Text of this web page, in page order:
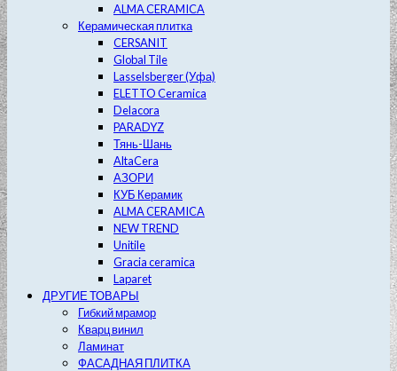
ALMA CERAMICA
Керамическая плитка
CERSANIT
Global Tile
Lasselsberger (Уфа)
ELETTO Ceramica
Delacora
PARADYZ
Тянь-Шань
AltaCera
АЗОРИ
КУБ Керамик
ALMA CERAMICA
NEW TREND
Unitile
Gracia ceramica
Laparet
ДРУГИЕ ТОВАРЫ
Гибкий мрамор
Кварц винил
Ламинат
ФАСАДНАЯ ПЛИТКА